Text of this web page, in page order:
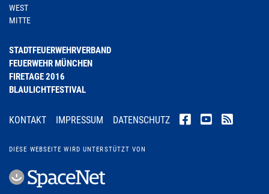
WEST
MITTE
STADTFEUERWEHRVERBAND
FEUERWEHR MÜNCHEN
FIRETAGE 2016
BLAULICHTFESTIVAL
KONTAKT IMPRESSUM DATENSCHUTZ
DIESE WEBSEITE WIRD UNTERSTÜTZT VON